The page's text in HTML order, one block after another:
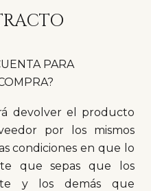
PARA
devolver el producto
por los mismos
condiciones en que lo
que sepas que los
y los demás que